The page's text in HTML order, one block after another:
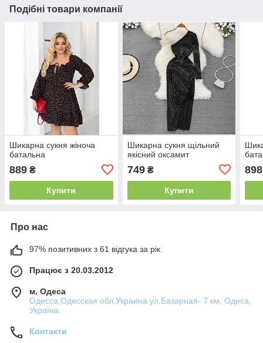
Подібні товари компанії
Шикарна сукня жіноча
батальна
889 ₴
Купити
Шикарна сукня щільний
якісний оксамит
749₴
Купити
898
Про нас
97% позитивних з 61 відгука за рік
Працює з 20.03.2012
м. Одеса
Одесса,Одесская обл,Украина ул.Базарная- 7 км, Одеса,
Україна
Контакти